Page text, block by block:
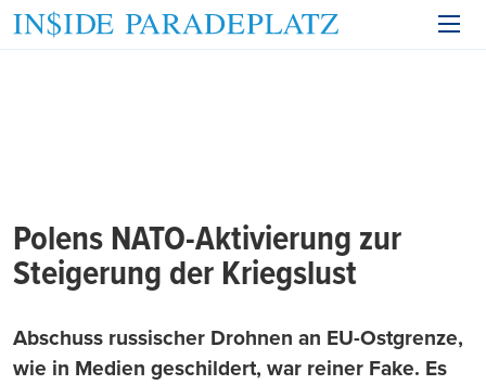
Polens NATO-Aktivierung zur
Steigerung der Kriegslust
Abschuss russischer Drohnen an EU-Ostgrenze,
wie in Medien geschildert, war reiner Fake. Es